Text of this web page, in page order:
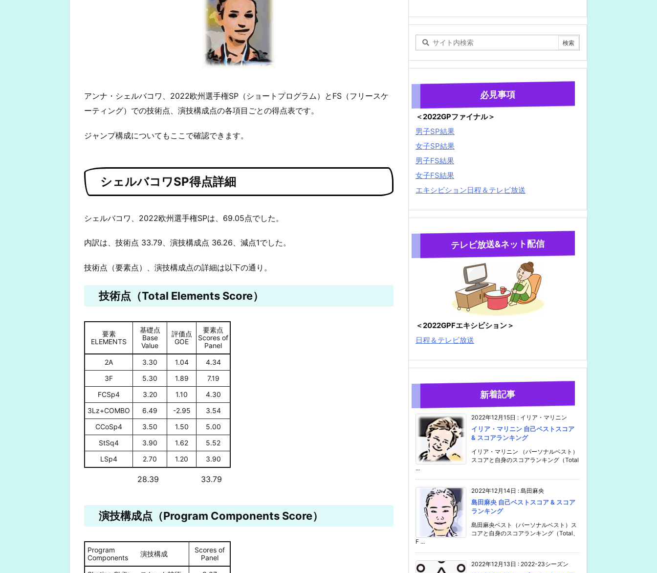
アンナ・シェルバコワ、2022欧州選手権SP（ショートプログラム）とFS（フリースケ
ーティング）での技術点、演技構成点の各項目ごとの得点表です。
ジャンプ構成についてもここで確認できます。
シェルバコワSP得点詳細
シェルバコワ、2022欧州選手権SPは、69.05点でした。
内訳は、技術点 33.79、演技構成点 36.26、減点1でした。
技術点（要素点）、演技構成点の詳細は以下の通り。
技術点（Total Elements Score）
要素
ELEMENTS
基礎点
Base
Value
評価点
GOE
要素点
Scores of
Panel
2A
3.30 1.04
4.34
3F
5.30 1.89
7.19
FCSp4
3.20 1.10
4.30
3Lz+COMBO
6.49 -2.95
3.54
CCoSp4
3.50 1.50
5.00
StSq4
3.90 1.62
5.52
LSp4
2.70 1.20 3.90
28.39 33.79
演技構成点（Program Components Score）
Program
Components
演技構成
Scores of
Panel
必見事項
＜2022GPファイナル＞
男子SP結果
女子SP結果
男子FS結果
女子FS結果
エキシビション日程＆テレビ放送
テレビ放送&ネット配信
＜2022GPFエキシビション＞
日程＆テレビ放送
新着記事
2022年12月15日 : イリア・マリニン
イリア・マリニン 自己ベストスコア
& スコアランキング
イリア・マリニン （パーソナルベスト）
スコアと自身のスコアランキング（Total
...
2022年12月14日 : 島田麻央
島田麻央 自己ベストスコア & スコア
ランキング
島田麻央ベスト（パーソナルベスト）ス
コアと自身のスコアランキング（Total、
F ...
2022年12月13日 : 2022-23シーズン